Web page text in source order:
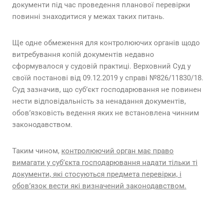
документи під час проведення планової перевірки
повинні знаходитися у межах таких питань.
Ще одне обмеження для контролюючих органів щодо
витребування копій документів недавно
сформувалося у судовій практиці. Верховний Суд у
своїй постанові від 09.12.2019 у справі №826/11830/18.
Суд зазначив, що суб’єкт господарювання не повинен
нести відповідальність за ненадання документів,
обов’язковість ведення яких не встановлена чинним
законодавством.
Таким чином, контролюючий орган має право
вимагати у суб’єкта господарювання надати тільки ті
документи, які стосуються предмета перевірки, і
обов’язок вести які визначений законодавством.